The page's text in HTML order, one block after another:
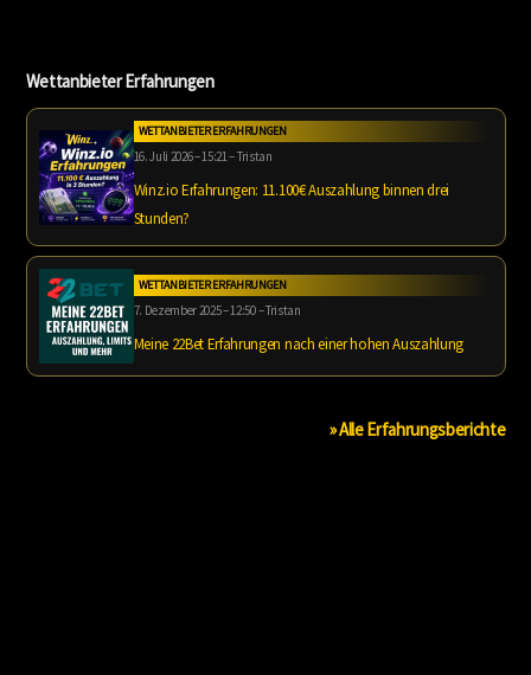
Wettanbieter Erfahrungen
WETTANBIETER ERFAHRUNGEN
16. Juli 2026 – 15:21 – Tristan
Winz.io Erfahrungen: 11.100€ Auszahlung binnen drei
Stunden?
WETTANBIETER ERFAHRUNGEN
7. Dezember 2025 – 12:50 – Tristan
Meine 22Bet Erfahrungen nach einer hohen Auszahlung
» Alle Erfahrungsberichte